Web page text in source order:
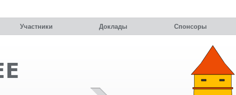
Участники Доклады Спонсоры